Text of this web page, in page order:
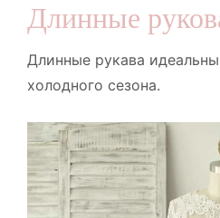
Длинные
Длинные рукава
холодного сезона.